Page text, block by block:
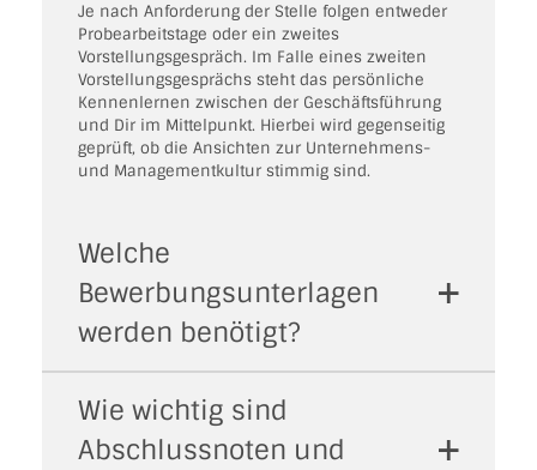
Je nach Anforderung der Stelle folgen entweder
Probearbeitstage oder ein zweites
Vorstellungsgespräch. Im Falle eines zweiten
Vorstellungsgesprächs steht das persönliche
Kennenlernen zwischen der Geschäftsführung
und Dir im Mittelpunkt. Hierbei wird gegenseitig
geprüft, ob die Ansichten zur Unternehmens-
und Managementkultur stimmig sind.
Welche
Bewerbungsunterlagen
werden benötigt?
Wie wichtig sind
Abschlussnoten und